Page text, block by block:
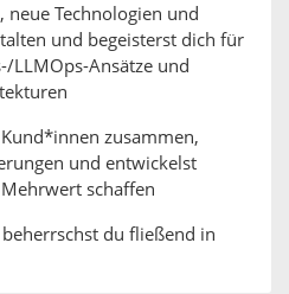
neue Technologien und
und begeisterst dich für
LLMOps-Ansätze und
zusammen,
und entwickelst
schaffen
du fließend in